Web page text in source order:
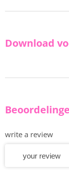
Download
write a review